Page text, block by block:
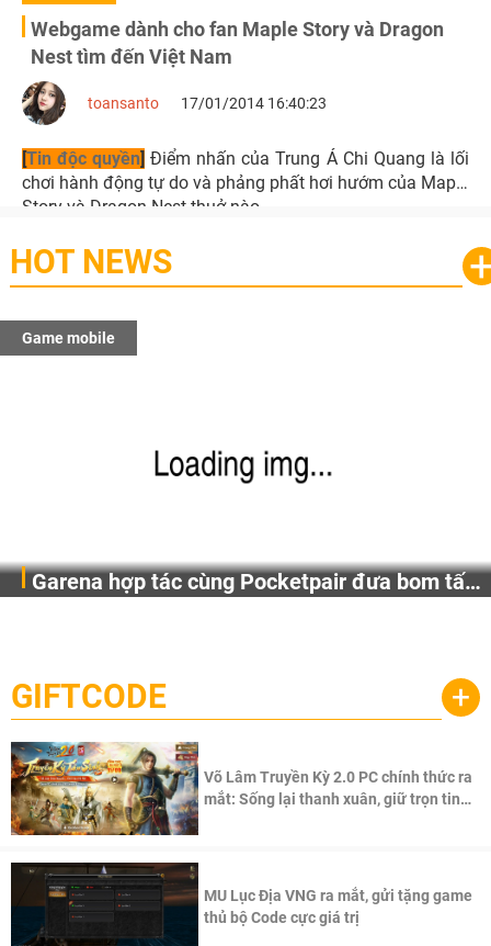
Webgame dành cho fan Maple Story và Dragon
Nest tìm đến Việt Nam
toansanto 17/01/2014 16:40:23
[Tin độc quyền] Điểm nhấn của Trung Á Chi Quang là lối
chơi hành động tự do và phảng phất hơi hướm của Maple
Story và Dragon Nest thuở nào.
HOT NEWS
Game mobile
Garena hợp tác cùng Pocketpair đưa bom tấn
cầu, theo giấy phép chính thức từ công ty game Nhật Bản
Pocketpair, Inc.
GIFTCODE +
Võ Lâm Truyền Kỳ 2.0 PC chính thức ra
mắt: Sống lại thanh xuân, giữ trọn tinh
MU Lục Địa VNG ra mắt, gửi tặng game
thủ bộ Code cực giá trị